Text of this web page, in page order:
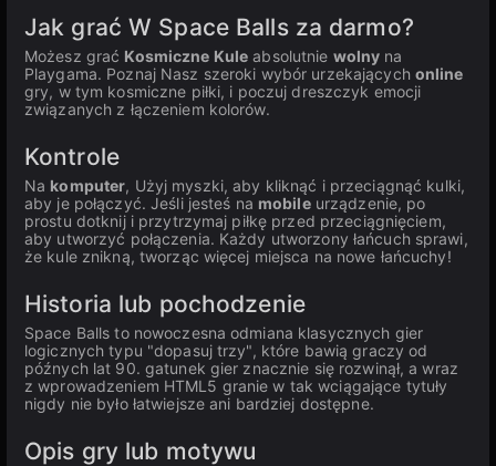
Jak grać W Space Balls za darmo?
Możesz grać Kosmiczne Kule absolutnie wolny na
Playgama. Poznaj Nasz szeroki wybór urzekających online
gry, w tym kosmiczne piłki, i poczuj dreszczyk emocji
związanych z łączeniem kolorów.
Kontrole
Na komputer, Użyj myszki, aby kliknąć i przeciągnąć kulki,
aby je połączyć. Jeśli jesteś na mobileurządzenie, po
prostu dotknij i przytrzymaj piłkę przed przeciągnięciem,
aby utworzyć połączenia. Każdy utworzony łańcuch sprawi,
że kule znikną, tworząc więcej miejsca na nowe łańcuchy!
Historia lub pochodzenie
Space Balls to nowoczesna odmiana klasycznych gier
logicznych typu "dopasuj trzy", które bawią graczy od
późnych lat 90. gatunek gier znacznie się rozwinął, a wraz
z wprowadzeniem HTML5 granie w tak wciągające tytuły
nigdy nie było łatwiejsze ani bardziej dostępne.
Opis gry lub motywu